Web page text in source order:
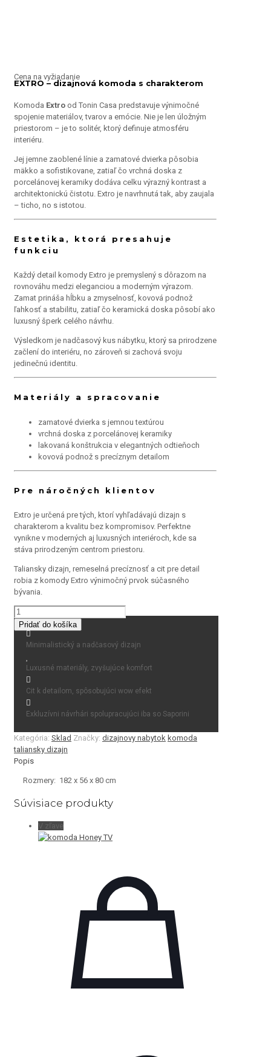
Cena na vyžiadanie
EXTRO – dizajnová komoda s charakterom
Komoda Extro od Tonin Casa predstavuje výnimočné
spojenie materiálov, tvarov a emócie. Nie je len úložným
priestorom – je to solitér, ktorý definuje atmosféru
interiéru.
Jej jemne zaoblené línie a zamatové dvierka pôsobia
mäkko a sofistikovane, zatiaľ čo vrchná doska z
porcelánovej keramiky dodáva celku výrazný kontrast a
architektonickú čistotu. Extro je navrhnutá tak, aby zaujala
– ticho, no s istotou.
Estetika, ktorá presahuje
funkciu
Každý detail komody Extro je premyslený s dôrazom na
rovnováhu medzi eleganciou a moderným výrazom.
Zamat prináša hĺbku a zmyselnosť, kovová podnož
ľahkosť a stabilitu, zatiaľ čo keramická doska pôsobí ako
luxusný šperk celého návrhu.
Výsledkom je nadčasový kus nábytku, ktorý sa prirodzene
začlení do interiéru, no zároveň si zachová svoju
jedinečnú identitu.
Materiály a spracovanie
zamatové dvierka s jemnou textúrou
vrchná doska z porcelánovej keramiky
lakovaná konštrukcia v elegantných odtieňoch
kovová podnož s precíznym detailom
Pre náročných klientov
Extro je určená pre tých, ktorí vyhľadávajú dizajn s
charakterom a kvalitu bez kompromisov. Perfektne
vynikne v moderných aj luxusných interiéroch, kde sa
stáva prirodzeným centrom priestoru.
Taliansky dizajn, remeselná precíznosť a cit pre detail
robia z komody Extro výnimočný prvok súčasného
bývania.
množstvo
EXTRO
Pridať do košíka
Minimalistický a nadčasový dizajn
Luxusné materiály, zvyšujúce komfort
Cit k detailom, spôsobujúci wow efekt
Exkluzívni návrhári spolupracujúci iba so Saporini
Kategória: Sklad Značky: dizajnovy nabytok komoda
taliansky dizajn
Popis
Rozmery: 182 x 56 x 80 cm
Súvisiace produkty
V zľave